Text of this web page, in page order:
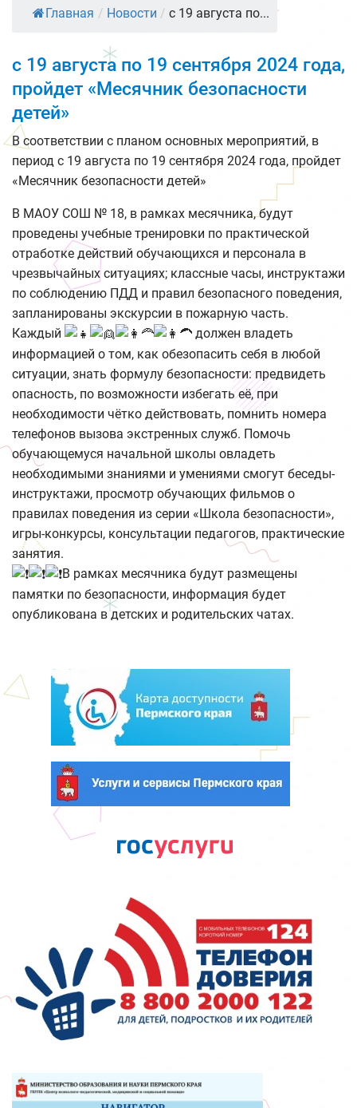
Главная / Новости / с 19 августа по...
с 19 августа по 19 сентября 2024 года,
пройдет «Месячник безопасности
детей»
В соответствии с планом основных мероприятий, в
период с 19 августа по 19 сентября 2024 года, пройдет
«Месячник безопасности детей»
В МАОУ СОШ № 18, в рамках месячника, будут
проведены учебные тренировки по практической
отработке действий обучающихся и персонала в
чрезвычайных ситуациях; классные часы, инструктажи
по соблюдению ПДД и правил безопасного поведения,
запланированы экскурсии в пожарную часть.
Каждый
должен владеть
информацией о том, как обезопасить себя в любой
ситуации, знать формулу безопасности: предвидеть
опасность, по возможности избегать её, при
необходимости чётко действовать, помнить номера
телефонов вызова экстренных служб. Помочь
обучающемуся начальной школы овладеть
необходимыми знаниями и умениями смогут беседы-
инструктажи, просмотр обучающих фильмов о
правилах поведения из серии «Школа безопасности»,
игры-конкурсы, консультации педагогов, практические
занятия.
В рамках месячника будут размещены
памятки по безопасности, информация будет
опубликована в детских и родительских чатах.